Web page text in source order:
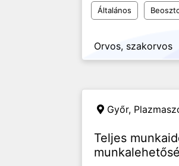
Általános
Orvos, szakorvos
Győr,
Teljes